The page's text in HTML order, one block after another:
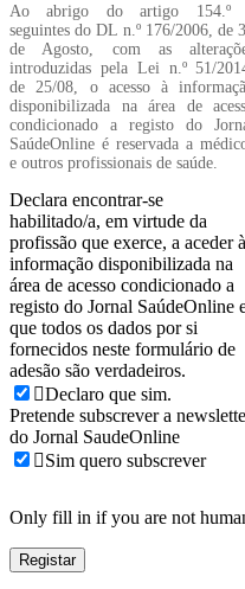
Ao abrigo do artigo 154.º
seguintes do DL n.º 176/2006, de
de Agosto, com as
introduzidas pela Lei n.º 51/
de 25/08, o acesso à
disponibilizada na área de
condicionado a registo do
SaúdeOnline é reservada a
e outros profissionais de saúde.
Declara encontrar-se
habilitado/a, em virtude da
profissão que exerce, a aceder à
informação disponibilizada na
área de acesso condicionado a
registo do Jornal SaúdeOnline
que todos os dados por si
fornecidos neste formulário de
adesão são verdadeiros.
Declaro que sim.
Pretende subscrever a
do Jornal SaudeOnline
Sim quero subscrever
Only fill in if you are not